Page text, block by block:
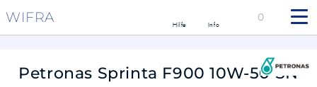
WIFRA Hilfe Info
0
Petronas Sprinta F900 10W-50 SN